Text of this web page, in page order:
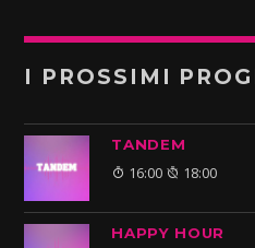
I PROSSIMI
TANDEM
16:00 18:00
HAPPY HOUR